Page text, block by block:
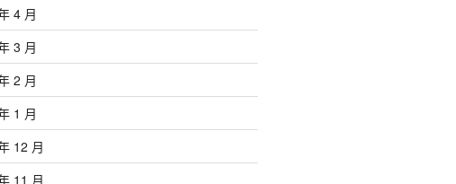
4 月
3 月
2 月
1 月
12 月
11 月